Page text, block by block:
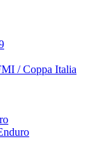
/ Coppa Italia